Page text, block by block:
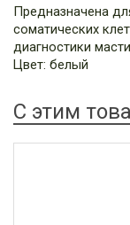
Предназначена
соматических
диагностики
Цвет: белый
С этим